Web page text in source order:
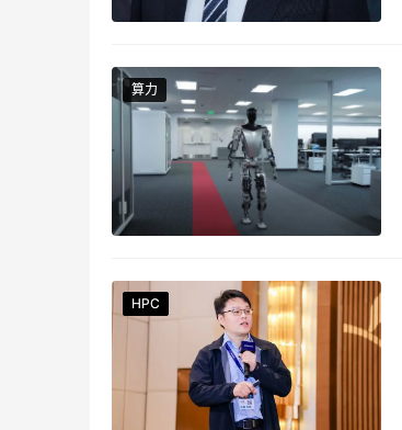
算力
算力
HPC
HPC
HPC
HPC
HPC
HPC